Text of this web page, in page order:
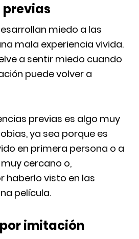
previas
miedo a las
mala experiencia vivida.
a sentir miedo cuando
puede volver a
previas es algo muy
ya sea porque es
en primera persona o a
cercano o,
haberlo visto en las
película.
imitación